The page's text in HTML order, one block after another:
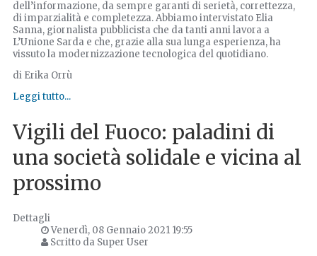
dell’informazione, da sempre garanti di serietà, correttezza,
di imparzialità e completezza. Abbiamo intervistato Elia
Sanna, giornalista pubblicista che da tanti anni lavora a
L’Unione Sarda e che, grazie alla sua lunga esperienza, ha
vissuto la modernizzazione tecnologica del quotidiano.
di Erika Orrù
Leggi tutto...
Vigili del Fuoco: paladini di
una società solidale e vicina al
prossimo
Dettagli
Venerdì, 08 Gennaio 2021 19:55
Scritto da Super User